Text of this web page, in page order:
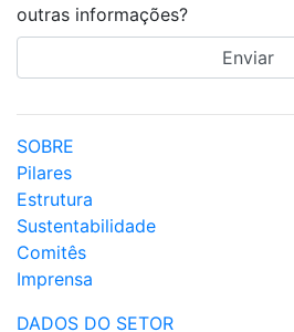
outras informações?
SOBRE
Pilares
Estrutura
Sustentabilidade
Comitês
Imprensa
DADOS DO SETOR